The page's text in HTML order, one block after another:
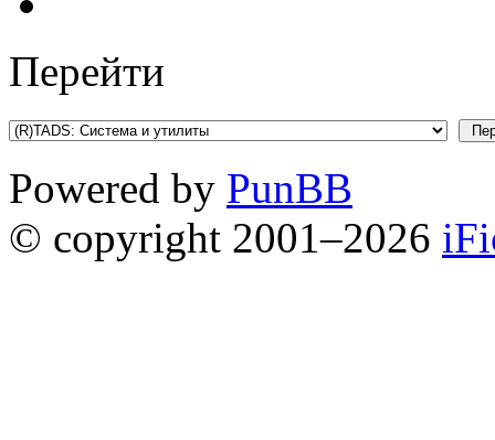
Перейти
Powered by PunBB
© copyright 2001–2026